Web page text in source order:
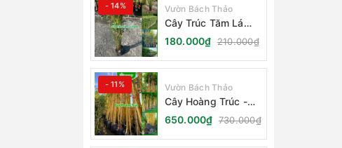
- 14% Vườn Bách Thảo
Cây Trúc Tăm Lá
Xanh - Bambusa
Multiplex Fernleaf
180.000₫ 210.000₫
- 11% Vườn Bách Thảo
Cây Hoàng Trúc -
Schizostachyum
Brachycladum Yello
650.000₫ 730.000₫